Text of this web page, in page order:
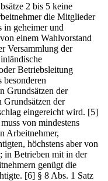
2 bis 5 keine
die Mitglieder
in geheimer und
einem Wahlvorstand
Versammlung der
Betriebsleitung
Grundsätzen der
Grundsätzen der
eingereicht wird. [5]
von mindestens
Arbeitnehmer,
höchstens aber von
in Betrieben mit in der
genügt die
[6] § 8 Abs. 1 Satz